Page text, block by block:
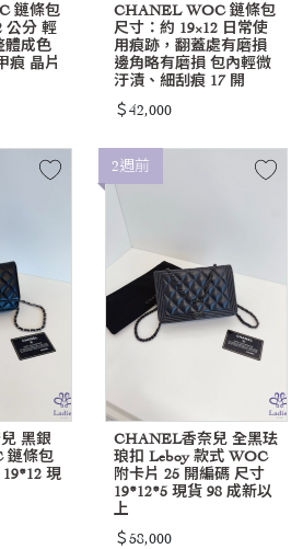
鏈條包
公分 輕
體成色
痕 晶片
CHANEL WOC 鏈條包
尺寸：約 19×12 日常使
用痕跡，翻蓋處有磨損
邊角略有磨損 包內輕微
汙漬、細刮痕 17 開
＄42,000
黑銀
鏈條包
現
2週前
CHANEL香奈兒 全黑珐
琅扣 Leboy 款式 WOC
附卡片 25 開編碼 尺寸
19*12*5 現貨 98 成新以
上
＄58,000